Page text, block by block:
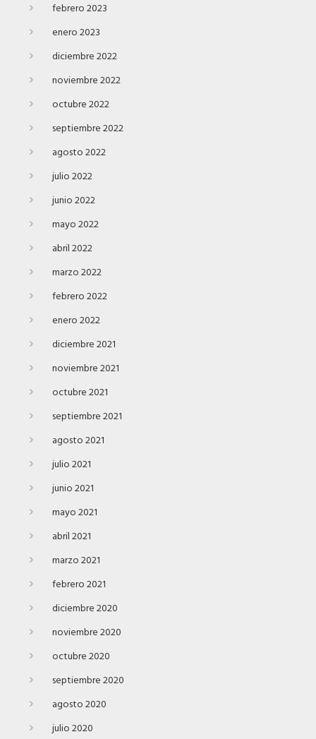
febrero 2023
enero 2023
diciembre 2022
noviembre 2022
octubre 2022
septiembre 2022
agosto 2022
julio 2022
junio 2022
mayo 2022
abril 2022
marzo 2022
febrero 2022
enero 2022
diciembre 2021
noviembre 2021
octubre 2021
septiembre 2021
agosto 2021
julio 2021
junio 2021
mayo 2021
abril 2021
marzo 2021
febrero 2021
diciembre 2020
noviembre 2020
octubre 2020
septiembre 2020
agosto 2020
julio 2020